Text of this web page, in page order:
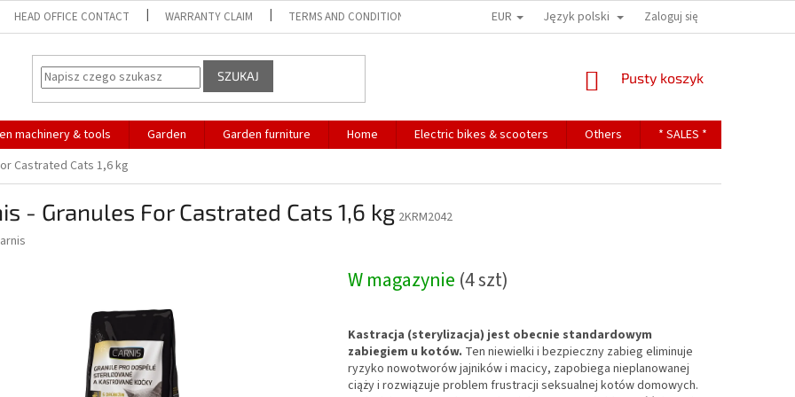
HEAD OFFICE CONTACT WARRANTY CLAIM TERMS AND CONDITIONS TERMS OF PERSONAL DATA PROTECTION
EUR Język polski Zaloguj się
SZUKAJ KOSZYK
Pusty koszyk
machinery & tools Garden Garden furniture Home Electric bikes & scooters Others * SALES *
Castrated Cats 1,6 kg
- Granules For Castrated Cats 1,6 kg 2KRM2042
W magazynie (4 szt)
Kastracja (sterylizacja) jest obecnie standardowym
zabiegiem u kotów. Ten niewielki i bezpieczny zabieg eliminuje
ryzyko nowotworów jajników i macicy, zapobiega nieplanowanej
ciąży i rozwiązuje problem frustracji seksualnej kotów domowych.